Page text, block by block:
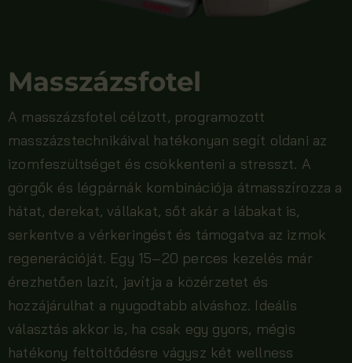
Masszázsfotel
A masszázsfotel célzott, programozott
masszázstechnikáival hatékonyan segít oldani az
izomfeszültséget és csökkenteni a stresszt. A
görgők és légpárnák kombinációja átmasszírozza a
hátat, derekat, vállakat, sőt akár a lábakat is,
serkentve a vérkeringést és támogatva az izmok
regenerációját. Egy 15–20 perces kezelés már
érezhetően lazít, javítja a közérzetet és
hozzájárulhat a nyugodtabb alváshoz. Ideális
választás akkor is, ha csak egy gyors, mégis
hatékony feltöltődésre vágysz két wellness